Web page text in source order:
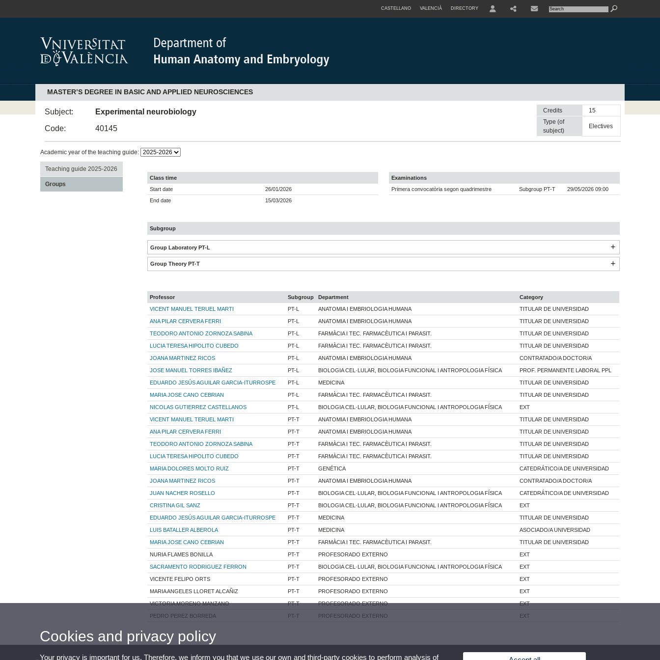
CASTELLANO VALENCIÀ DIRECTORY
MASTER’S DEGREE IN BASIC AND APPLIED NEUROSCIENCES
Subject:
Experimental neurobiology
Code:
40145
Credits
15
Type (of
subject)
electives
Academic year of the teaching guide:
Teaching guide 2025-2026
Groups
Class time
Start date
26/01/2026
End date
15/03/2026
Examinations
Primera convocatòria segon quadrimestre
Subgroup PT-T 29/05/2026 09:00
Subgroup
Group Laboratory PT-L
Group Theory PT-T
Professor Subgroup Department
Category
VICENT MANUEL TERUEL MARTI
PT-L ANATOMIA I EMBRIOLOGIA HUMANA TITULAR DE UNIVERSIDAD
ANA PILAR CERVERA FERRI PT-L ANATOMIA I EMBRIOLOGIA HUMANA TITULAR DE UNIVERSIDAD
TEODORO ANTONIO ZORNOZA SABINA PT-L FARMÀCIA I TEC. FARMACÈUTICA I PARASIT. TITULAR DE UNIVERSIDAD
LUCIA TERESA HIPOLITO CUBEDO PT-L FARMÀCIA I TEC. FARMACÈUTICA I PARASIT. TITULAR DE UNIVERSIDAD
JOANA MARTINEZ RICOS PT-L ANATOMIA I EMBRIOLOGIA HUMANA CONTRATADO/A DOCTOR/A
JOSE MANUEL TORRES IBAÑEZ PT-L BIOLOGIA CEL·LULAR, BIOLOGIA FUNCIONAL I ANTROPOLOGIA FÍSICA PROF. PERMANENTE LABORAL PPL
EDUARDO JESÚS AGUILAR GARCIA-ITURROSPE PT-L MEDICINA TITULAR DE UNIVERSIDAD
MARIA JOSE CANO CEBRIAN PT-L FARMÀCIA I TEC. FARMACÈUTICA I PARASIT. TITULAR DE UNIVERSIDAD
NICOLAS GUTIERREZ CASTELLANOS PT-L BIOLOGIA CEL·LULAR, BIOLOGIA FUNCIONAL I ANTROPOLOGIA FÍSICA EXT
VICENT MANUEL TERUEL MARTI PT-T ANATOMIA I EMBRIOLOGIA HUMANA TITULAR DE UNIVERSIDAD
ANA PILAR CERVERA FERRI PT-T ANATOMIA I EMBRIOLOGIA HUMANA TITULAR DE UNIVERSIDAD
TEODORO ANTONIO ZORNOZA SABINA PT-T FARMÀCIA I TEC. FARMACÈUTICA I PARASIT. TITULAR DE UNIVERSIDAD
LUCIA TERESA HIPOLITO CUBEDO PT-T FARMÀCIA I TEC. FARMACÈUTICA I PARASIT. TITULAR DE UNIVERSIDAD
MARIA DOLORES MOLTO RUIZ PT-T GENÉTICA CATEDRÁTICO/A DE UNIVERSIDAD
JOANA MARTINEZ RICOS PT-T ANATOMIA I EMBRIOLOGIA HUMANA CONTRATADO/A DOCTOR/A
JUAN NACHER ROSELLO PT-T BIOLOGIA CEL·LULAR, BIOLOGIA FUNCIONAL I ANTROPOLOGIA FÍSICA CATEDRÁTICO/A DE UNIVERSIDAD
CRISTINA GIL SANZ PT-T BIOLOGIA CEL·LULAR, BIOLOGIA FUNCIONAL I ANTROPOLOGIA FÍSICA EXT
EDUARDO JESÚS AGUILAR GARCIA-ITURROSPE PT-T MEDICINA TITULAR DE UNIVERSIDAD
LUIS BATALLER ALBEROLA PT-T MEDICINA ASOCIADO/A UNIVERSIDAD
MARIA JOSE CANO CEBRIAN PT-T FARMÀCIA I TEC. FARMACÈUTICA I PARASIT. TITULAR DE UNIVERSIDAD
NURIA FLAMES BONILLA PT-T PROFESORADO EXTERNO EXT
SACRAMENTO RODRIGUEZ FERRON PT-T BIOLOGIA CEL·LULAR, BIOLOGIA FUNCIONAL I ANTROPOLOGIA FÍSICA EXT
VICENTE FELIPO ORTS PT-T PROFESORADO EXTERNO EXT
MARIA ANGELES LLORET ALCAÑIZ PT-T PROFESORADO EXTERNO EXT
VICTORIA MORENO MANZANO PT-T PROFESORADO EXTERNO EXT
PEDRO PEREZ BORREDA PT-T PROFESORADO EXTERNO EXT
Cookies and privacy policy
Your privacy is important for us. Therefore, we inform you that we use our own and third-party cookies to perform analysis of